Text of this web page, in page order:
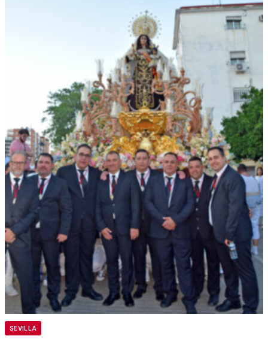
SEVILLA